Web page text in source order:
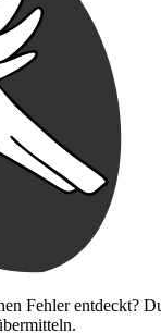
Fehler entdeckt?